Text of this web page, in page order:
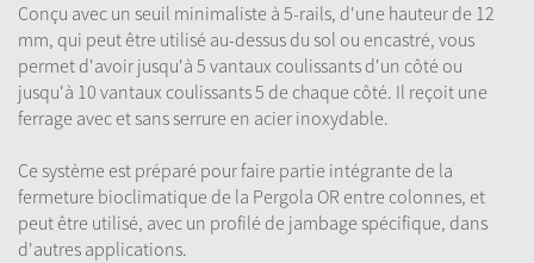
Conçu avec un seuil minimaliste à 5-rails, d'une hauteur de 12
mm, qui peut être utilisé au-dessus du sol ou encastré, vous
permet d'avoir jusqu'à 5 vantaux coulissants d'un côté ou
jusqu'à 10 vantaux coulissants 5 de chaque côté. Il reçoit une
ferrage avec et sans serrure en acier inoxydable.
Ce système est préparé pour faire partie intégrante de la
fermeture bioclimatique de la Pergola OR entre colonnes, et
peut être utilisé, avec un profilé de jambage spécifique, dans
d'autres applications.